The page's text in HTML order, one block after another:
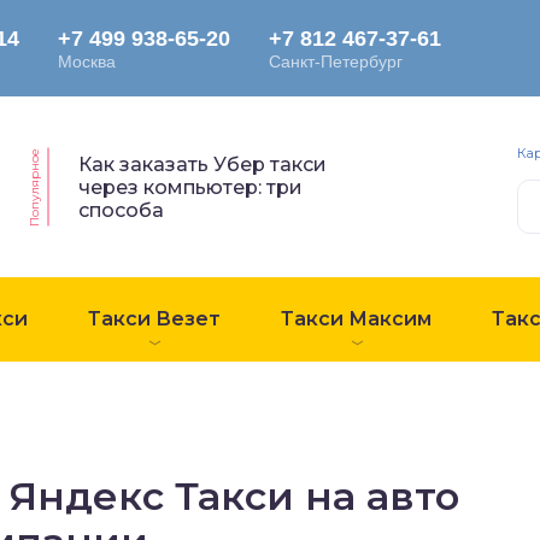
Популярное
Как заказать Убер такси
через компьютер: три
способа
Такси Везет Такси Максим
Такси на авто